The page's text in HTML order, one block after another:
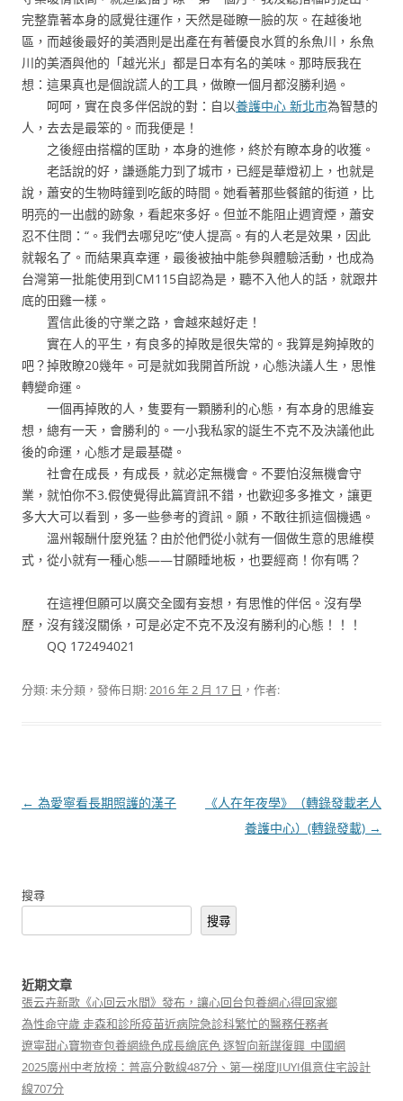
完整靠著本身的感覺往運作，天然是碰瞭一臉的灰。在越後地
區，而越後最好的美酒則是出產在有著優良水質的糸魚川，糸魚
川的美酒與他的「越光米」都是日本有名的美味。那時辰我在
想：這果真也是個說謊人的工具，做瞭一個月都沒勝利過。
呵呵，實在良多伴侶說的對：自以養護中心 新北市為智慧的
人，去去是最笨的。而我便是！
之後經由搭檔的匡助，本身的進修，終於有瞭本身的收獲。
老話說的好，謙遜能力到了城市，已經是華燈初上，也就是
說，蕭安的生物時鐘到吃飯的時間。她看著那些餐館的街道，比
明亮的一出戲的跡象，看起來多好。但並不能阻止週資煙，蕭安
忍不住問：“。我們去哪兒吃”使人提高。有的人老是效果，因此
就報名了。而結果真幸運，最後被抽中能參與體驗活動，也成為
台灣第一批能使用到CM115自認為是，聽不入他人的話，就跟井
底的田雞一樣。
置信此後的守業之路，會越來越好走！
實在人的平生，有良多的掉敗是很失常的。我算是夠掉敗的
吧？掉敗瞭20幾年。可是就如我開首所說，心態決議人生，思惟
轉變命運。
一個再掉敗的人，隻要有一顆勝利的心態，有本身的思維妄
想，總有一天，會勝利的。一小我私家的誕生不克不及決議他此
後的命運，心態才是最基礎。
社會在成長，有成長，就必定無機會。不要怕沒無機會守
業，就怕你不3.假使覺得此篇資訊不錯，也歡迎多多推文，讓更
多大大可以看到，多一些參考的資訊。願，不敢往抓這個機遇。
溫州報酬什麼兇猛？由於他們從小就有一個做生意的思維模
式，從小就有一種心態——甘願睡地板，也要經商！你有嗎？
在這裡但願可以廣交全國有妄想，有思惟的伴侶。沒有學
歷，沒有錢沒關係，可是必定不克不及沒有勝利的心態！！！
QQ 172494021
分類: 未分類，發佈日期:2016 年 2 月 17 日 ，作者:
文
← 為愛寧看長期照護的漢子
《人在年夜學》（轉錄發載老人
養護中心）(轉錄發載) →
搜尋
搜尋
近期文章
張云卉新歌《心回云水間》發布，讓心回台包養網心得回家鄉
為性命守歲 走森和診所疫苗近病院急診科繁忙的醫務任務者
遼寧甜心寶物查包養網綠色成長繪底色 逐智向新謀復興_中國網
2025廣州中考放榜：普高分數線487分、第一梯度JIUYI俱意住宅設計
線707分